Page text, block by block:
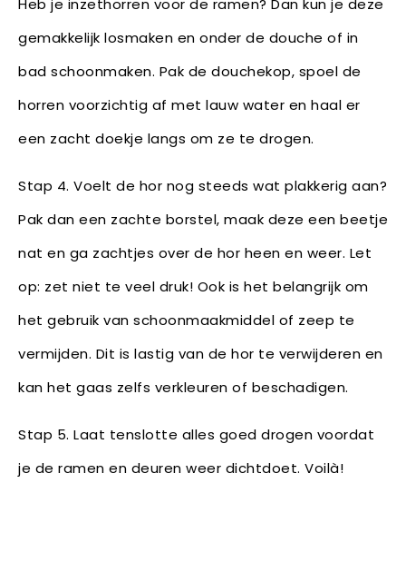
Heb je inzethorren voor de ramen? Dan kun je deze
gemakkelijk losmaken en onder de douche of in
bad schoonmaken. Pak de douchekop, spoel de
horren voorzichtig af met lauw water en haal er
een zacht doekje langs om ze te drogen.
Stap 4. Voelt de hor nog steeds wat plakkerig aan?
Pak dan een zachte borstel, maak deze een beetje
nat en ga zachtjes over de hor heen en weer. Let
op: zet niet te veel druk! Ook is het belangrijk om
het gebruik van schoonmaakmiddel of zeep te
vermijden. Dit is lastig van de hor te verwijderen en
kan het gaas zelfs verkleuren of beschadigen.
Stap 5. Laat tenslotte alles goed drogen voordat
je de ramen en deuren weer dichtdoet. Voilà!